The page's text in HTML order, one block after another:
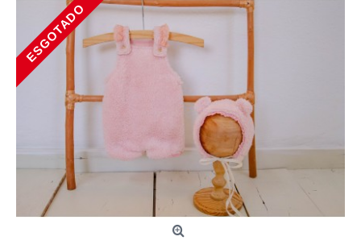
ESGOTADO